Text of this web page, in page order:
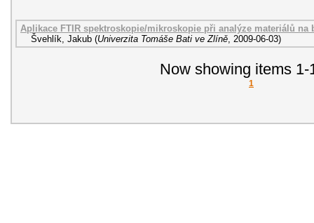
Aplikace FTIR spektroskopie/mikroskopie při analýze materiálů na
Švehlík, Jakub (Univerzita Tomáše Bati ve Zlíně, 2009-06-03)
Now showing items 1-
1